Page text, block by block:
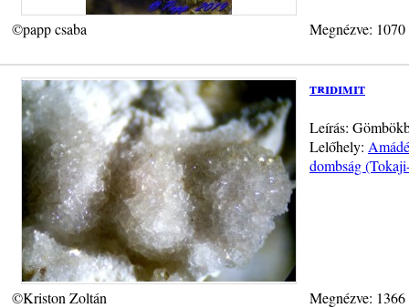
©papp csaba Megnézve:
tridimit
Leírás:
Lelőhely:
dombság
©Kriston Zoltán Megnézve: